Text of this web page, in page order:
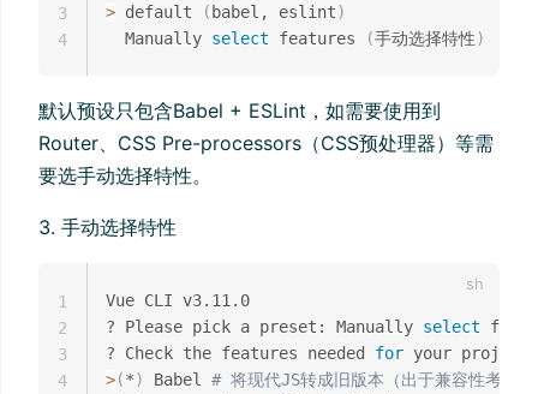
> default ( babel, eslint)
  Manually
select features (手动选择特性)
3
4
默认预设只包含Babel + ESLint，如需要使用到
Router、CSS Pre-processors（CSS预处理器）等需
要选手动选择特性。
手动选择特性
Vue CLI v3.11.0
? Please pick a preset: Manually select
? Check the features needed for your
>(*) Babel # 将现代JS转成旧版本（出于兼容性考虑）
1
2
3
4